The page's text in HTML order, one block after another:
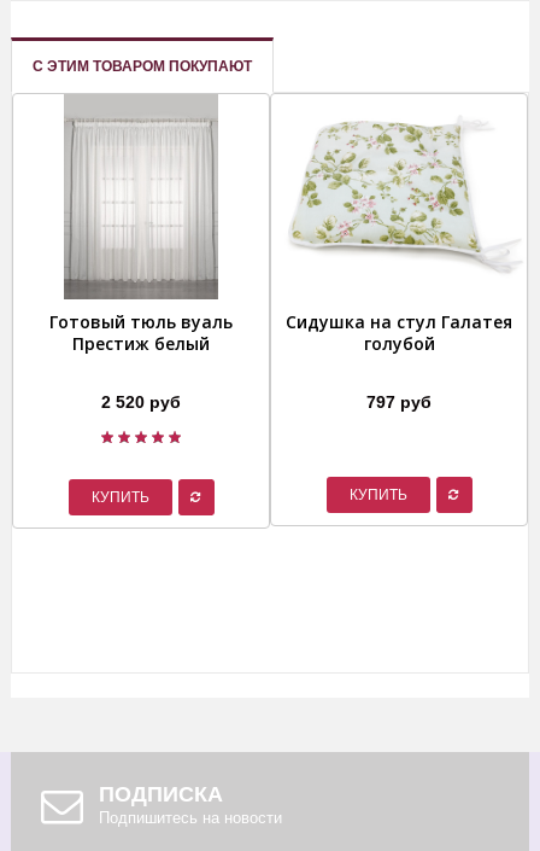
С ЭТИМ ТОВАРОМ ПОКУПАЮТ
Готовый тюль вуаль
Престиж белый
2 520 руб
КУПИТЬ
Сидушка на стул Галатея
голубой
797 руб
КУПИТЬ
ПОДПИСКА
Подпишитесь на новости